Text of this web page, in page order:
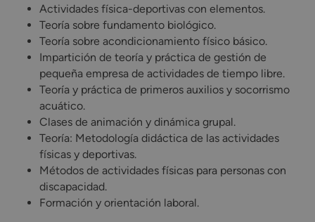
Actividades física-deportivas con elementos.
Teoría sobre fundamento biológico.
Teoría sobre acondicionamiento físico básico.
Impartición de teoría y práctica de gestión de
pequeña empresa de actividades de tiempo libre.
Teoría y práctica de primeros auxilios y socorrismo
acuático.
Clases de animación y dinámica grupal.
Teoría: Metodología didáctica de las actividades
físicas y deportivas.
Métodos de actividades físicas para personas con
discapacidad.
Formación y orientación laboral.